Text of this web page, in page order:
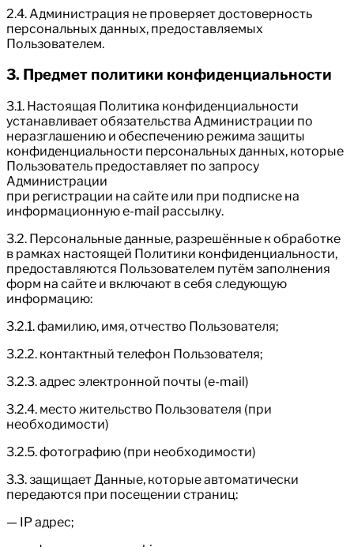
2.4. Администрация не проверяет достоверность
персональных данных, предоставляемых
Пользователем.
3. Предмет политики конфиденциальности
3.1. Настоящая Политика конфиденциальности
устанавливает обязательства Администрации по
неразглашению и обеспечению режима защиты
конфиденциальности персональных данных, которые
Пользователь предоставляет по запросу
Администрации
при регистрации на сайте или при подписке на
информационную e-mail рассылку.
3.2. Персональные данные, разрешённые к обработке
в рамках настоящей Политики конфиденциальности,
предоставляются Пользователем путём заполнения
форм на сайте и включают в себя следующую
информацию:
3.2.1. фамилию, имя, отчество Пользователя;
3.2.2. контактный телефон Пользователя;
3.2.3. адрес электронной почты (e-mail)
3.2.4. место жительство Пользователя (при
необходимости)
3.2.5. фотографию (при необходимости)
3.3. защищает Данные, которые автоматически
передаются при посещении страниц:
— IP адрес;